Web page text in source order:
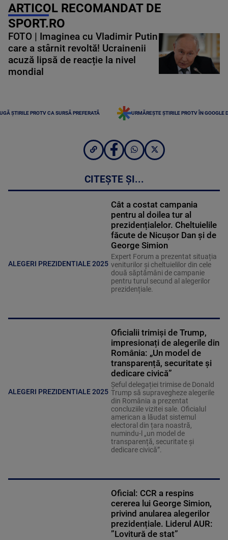
ARTICOL RECOMANDAT DE
SPORT.RO
FOTO | Imaginea cu Vladimir Putin
care a stârnit revoltă! Ucrainenii
acuză lipsă de reacție la nivel
mondial
ȘTIRILE PROTV CA SURSĂ PREFERATĂ URMĂREȘTE ȘTIRILE PROTV ÎN GOOGLE
CITEȘTE ȘI...
ALEGERI PREZIDENTIALE 2025
Cât a costat campania
pentru al doilea tur al
prezidențialelor. Cheltuielile
făcute de Nicușor Dan și de
George Simion
Expert Forum a prezentat situația
veniturilor și cheltuielilor din cele
două săptămâni de campanie
pentru turul secund al alegerilor
prezidențiale.
ALEGERI PREZIDENTIALE 2025
Oficialii trimiși de Trump,
impresionați de alegerile din
România: „Un model de
transparență, securitate și
dedicare civică”
Șeful delegației trimise de Donald
Trump să supravegheze alegerile
din România a prezentat
concluziile vizitei sale. Oficialul
american a lăudat sistemul
electoral din țara noastră,
numindu-l „un model de
transparență, securitate și
dedicare civică”.
Oficial: CCR a respins
cererea lui George Simion,
privind anularea alegerilor
prezidențiale. Liderul AUR:
”Lovitură de stat”